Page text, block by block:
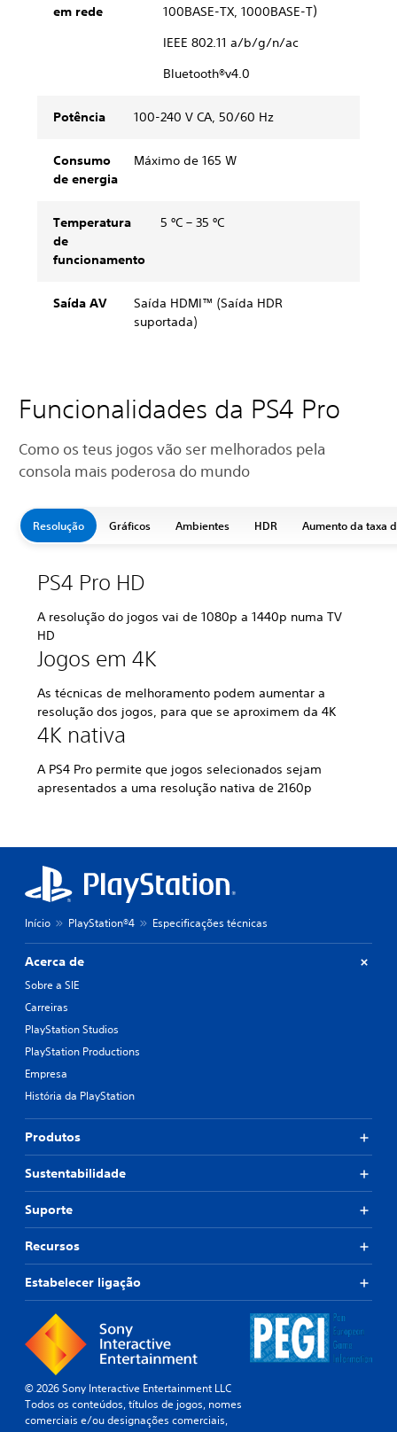
em rede
100BASE-TX, 1000BASE-T）
IEEE 802.11 a/b/g/n/ac
Bluetooth®v4.0
Potência 100-240 V CA, 50/60 Hz
Consumo
de energia
Máximo de 165 W
Temperatura
de
funcionamento
5 ºC – 35 ºC
Saída AV
Saída HDMI™ (Saída HDR
suportada)
Funcionalidades da PS4 Pro
Como os teus jogos vão ser melhorados pela
consola mais poderosa do mundo
Resolução Gráficos Ambientes HDR Aumento da taxa
PS4 Pro HD
A resolução do jogos vai de 1080p a 1440p numa TV
HD
Jogos em 4K
As técnicas de melhoramento podem aumentar a
resolução dos jogos, para que se aproximem da 4K
4K nativa
A PS4 Pro permite que jogos selecionados sejam
apresentados a uma resolução nativa de 2160p
Início PlayStation®4 Especificações técnicas
Acerca de
Sobre a SIE
Carreiras
PlayStation Studios
PlayStation Productions
Empresa
História da PlayStation
Produtos
Sustentabilidade
Suporte
Recursos
Estabelecer ligação
© 2026 Sony Interactive Entertainment LLC
Todos os conteúdos, títulos de jogos, nomes
comerciais e/ou designações comerciais,